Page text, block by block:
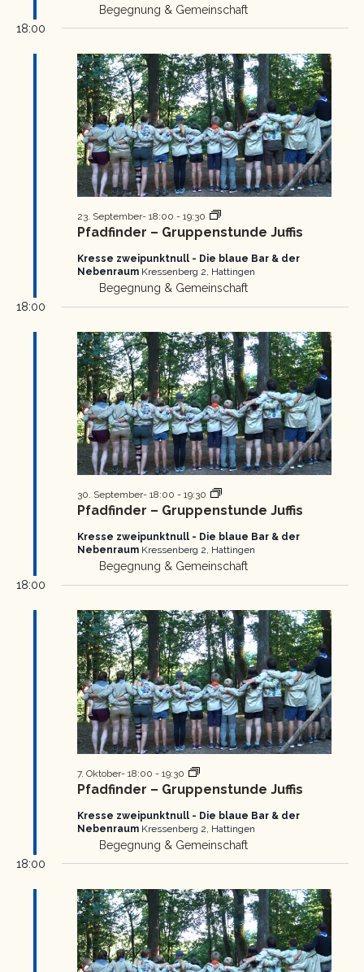
Begegnung & Gemeinschaft
18:00
Pfadfinder – Gruppenstunde Juffis
23. September- 18:00 - 19:30
Pfadfinder
Gruppenstunde
Kresse zweipunktnull - Die blaue Bar & der
Nebenraum Kressenberg 2, Hattingen
Begegnung & Gemeinschaft
18:00
Pfadfinder – Gruppenstunde Juffis
30. September- 18:00 - 19:30
Pfadfinder
Gruppenstunde
Kresse zweipunktnull - Die blaue Bar & der
Nebenraum Kressenberg 2, Hattingen
Begegnung & Gemeinschaft
18:00
Pfadfinder – Gruppenstunde Juffis
7. Oktober- 18:00 - 19:30
Pfadfinder
Gruppenstunde
Kresse zweipunktnull - Die blaue Bar & der
Nebenraum Kressenberg 2, Hattingen
Begegnung & Gemeinschaft
18:00